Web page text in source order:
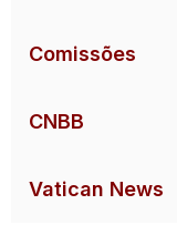
Comissões
CNBB
Vatican News